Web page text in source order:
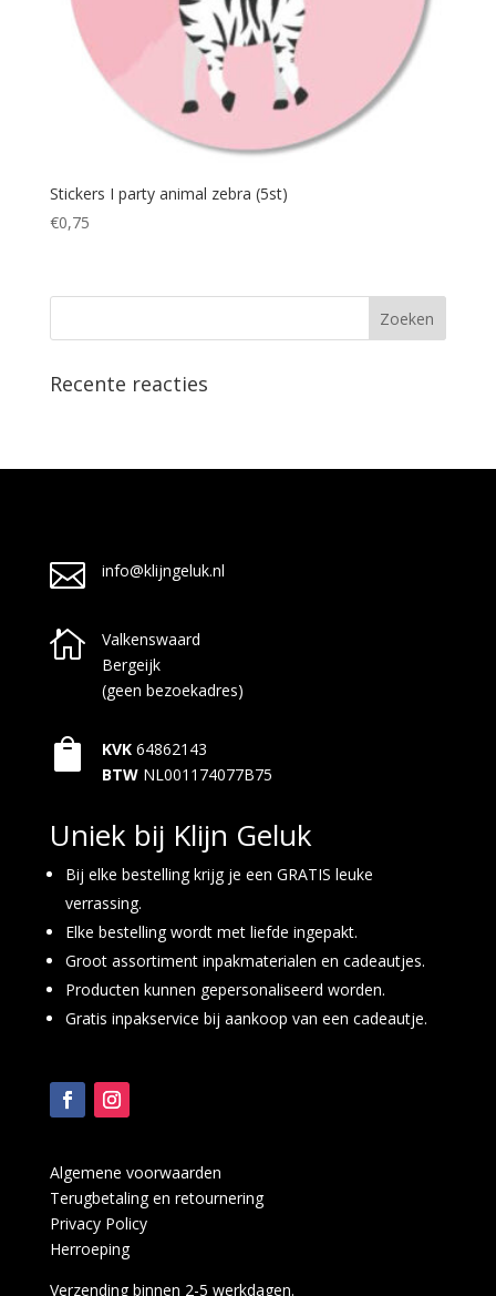
Stickers I party animal zebra (5st)
€0,75
Recente reacties
 info@klijngeluk.nl

Valkenswaard
Bergeijk
(geen bezoekadres)
 KVK 64862143
BTW NL001174077B75
Uniek bij Klijn Geluk
Bij elke bestelling krijg je een GRATIS leuke
verrassing.
Elke bestelling wordt met liefde ingepakt.
Groot assortiment inpakmaterialen en cadeautjes.
Producten kunnen gepersonaliseerd worden.
Gratis inpakservice bij aankoop van een cadeautje.
Algemene voorwaarden
Terugbetaling en retournering
Privacy Policy
Herroeping
Verzending binnen 2-5 werkdagen.